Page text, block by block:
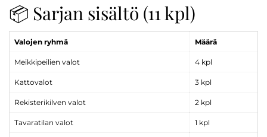
📦 Sarjan sisältö (11 kpl)
Valojen ryhmä Määrä
Meikkipeilien valot 4 kpl
Kattovalot 3 kpl
Rekisterikilven valot 2 kpl
Tavaratilan valot 1 kpl